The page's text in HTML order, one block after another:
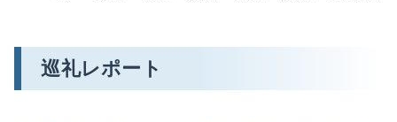
巡礼レポート